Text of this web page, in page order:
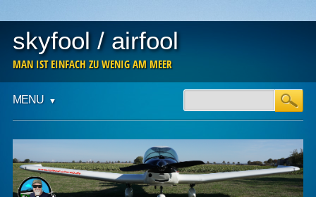
skyfool / airfool
MAN IST EINFACH ZU WENIG AM MEER
Main menu
content
MENU